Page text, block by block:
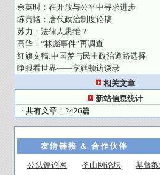
余英时：在开放与公平中寻求进步
陈寅恪：唐代政治制度论稿
苏力：法律人思维？
高华：“林彪事件”再调查
红旗文稿:中国梦与民主政治道路选择
睁眼看世界——亨廷顿访谈录
相关文章
新站信息统计
· 共有文章：2426篇
友情链接 & 合作伙伴
公法评论网 圣山网论坛 基督